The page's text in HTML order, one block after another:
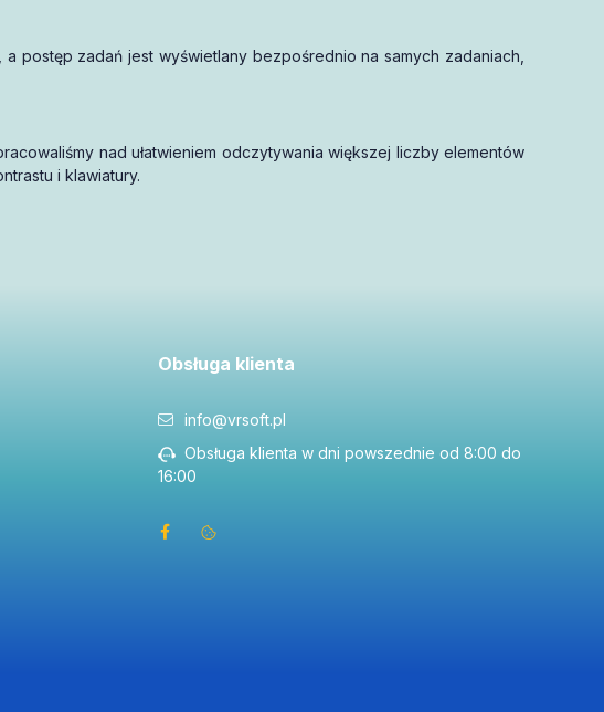
postęp zadań jest wyświetlany bezpośrednio na samych zadaniach,
nad ułatwieniem odczytywania większej liczby elementów
i klawiatury.
Obsługa klienta
info@vrsoft.pl
Obsługa klienta w dni powszednie od 8:00 do
16:00